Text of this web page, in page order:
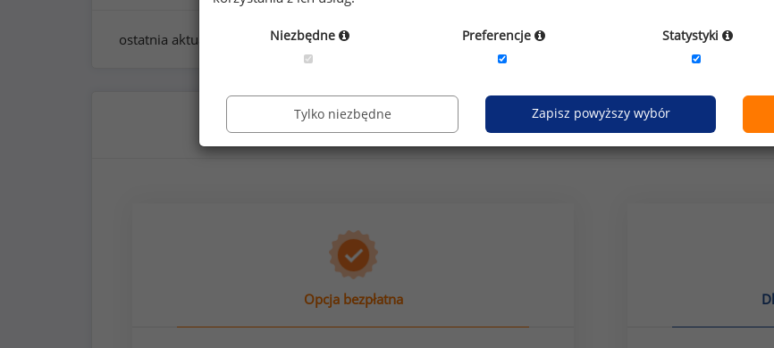
ostatnia aktualizacja: styczeń 2026
Jak uzyskać dostęp do raportu?
Opcja bezpłatna
Niezbędne Preferencje Statystyki
Tylko niezbędne Zapisz powyższy wybór